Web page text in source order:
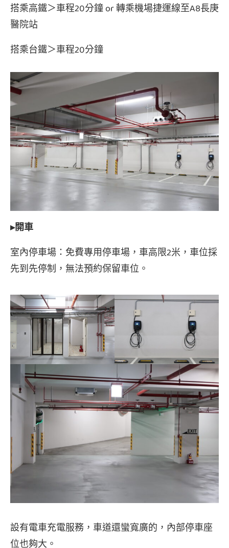
搭乘高鐵＞車程20分鐘 or 轉乘機場捷運線至A8長庚
醫院站
搭乘台鐵＞車程20分鐘
▸開車
室內停車場：免費專用停車場，車高限2米，車位採
先到先停制，無法預約保留車位。
設有電車充電服務，車道還蠻寬廣的，內部停車座
位也夠大。